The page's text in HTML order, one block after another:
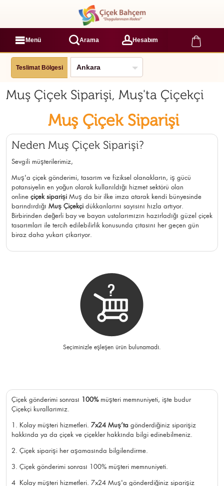
Menü Arama Hesabım
Teslimat Bölgesi
Muş Çiçek Siparişi, Muş'ta Çiçekçi
Muş Çiçek Siparişi
Neden Muş Çiçek Siparişi?
Sevgili müşterilerimiz,
Muş'a çiçek gönderimi, tasarım ve fiziksel olanakların, iş gücü
potansiyelin en yoğun olarak kullanıldığı hizmet sektörü olan
online çiçek siparişi Muş da bir ilke imza atarak kendi bünyesinde
barındırdığı Muş Çiçekçi dükkanlarını sayısını hızla artıyor.
Birbirinden değerli bay ve bayan ustalarımızın hazırladığı güzel çiçek
tasarımları ile tercih edilebilirlik konusunda çıtasını her geçen gün
biraz daha yukarı çıkarıyor.
Seçiminizle eşleşen ürün bulunamadı.
Çiçek gönderimi sonrası 100% müşteri memnuniyeti, işte budur
Çiçekçi kurallarımız.
1. Kolay müşteri hizmetleri. 7x24 Muş’ta gönderdiğiniz siparişiz
hakkında ya da çiçek ve çiçekler hakkında bilgi edinebilmeniz.
2. Çiçek siparişi her aşamasında bilgilendirme.
3. Çiçek gönderimi sonrası 100% müşteri memnuniyeti.
4 Kolay müşteri hizmetleri. 7x24 Muş'a gönderdiğiniz siparişiz